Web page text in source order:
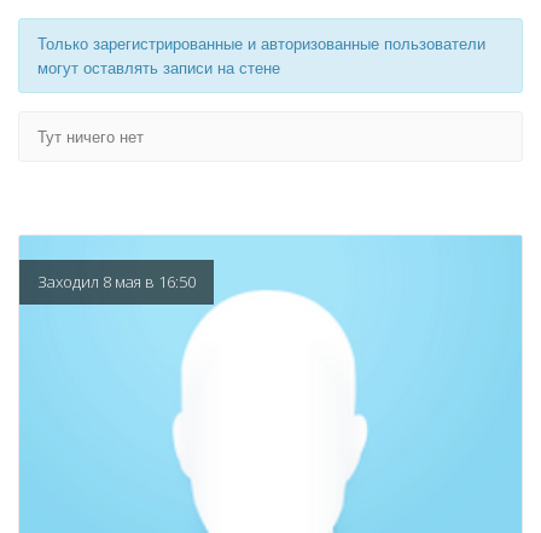
Только зарегистрированные и авторизованные пользователи
могут оставлять записи на стене
Тут ничего нет
Заходил 8 мая в 16:50